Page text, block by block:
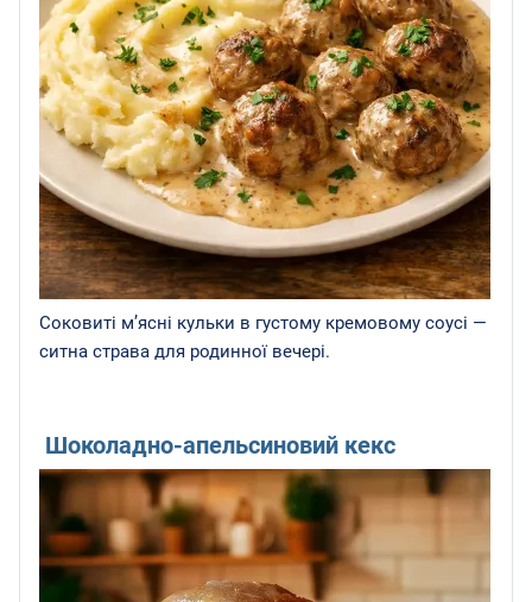
Соковиті м’ясні кульки в густому кремовому соусі —
ситна страва для родинної вечері.
Шоколадно-апельсиновий кекс